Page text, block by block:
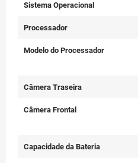
Sistema Operacional
Processador
Modelo do Processador
Câmera Traseira
Câmera Frontal
Capacidade da Bateria